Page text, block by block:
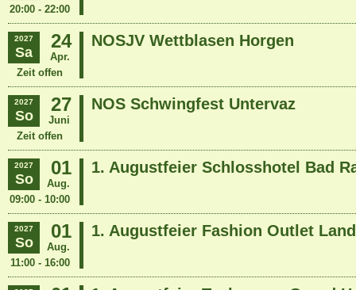
20:00 - 22:00
2027
Sa
24
Apr.
Zeit offen
NOSJV Wettblasen Horgen
2027
So
27
Juni
Zeit offen
NOS Schwingfest Untervaz
2027
So
01
Aug.
09:00 - 10:00
1. Augustfeier Schlosshotel Bad
2027
So
01
Aug.
11:00 - 16:00
1. Augustfeier Fashion Outlet